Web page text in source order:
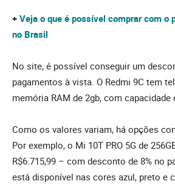
+ Veja o que é possível comprar com o
no Brasil
No site, é possível conseguir um
pagamentos à vista. O Redmi 9C tem
memória RAM de 2gb, com capacidade
Como os valores variam, há opções
Por exemplo, o Mi 10T PRO 5G de
R$6.715,99 – com desconto de 8% no
está disponível nas cores azul, preto e